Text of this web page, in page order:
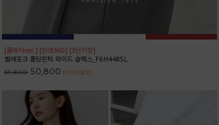
[클래식ver.] [인생360] [3단기장]
벨에포크 폴딩핀턱 와이드 슬랙스_F6H448SL
59,800 50,800 (9,000할인 )